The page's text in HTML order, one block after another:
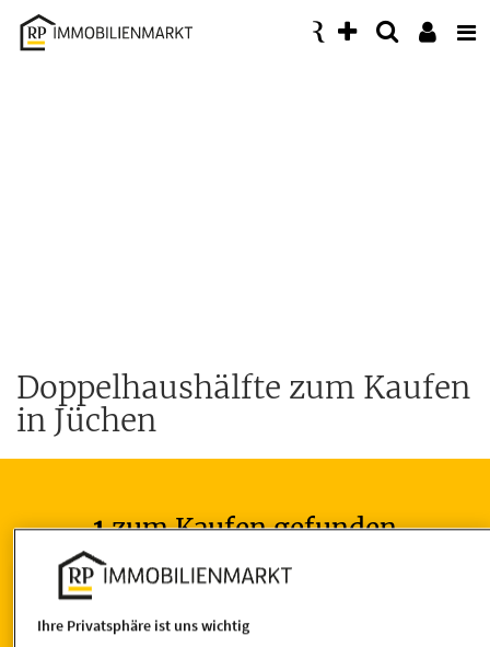
Accessibility
Modus
Doppelhaushälfte zum Kaufen
in Jüchen
1zum Kaufen gefunden
Wohnen
Ihre Privatsphäre ist uns wichtig